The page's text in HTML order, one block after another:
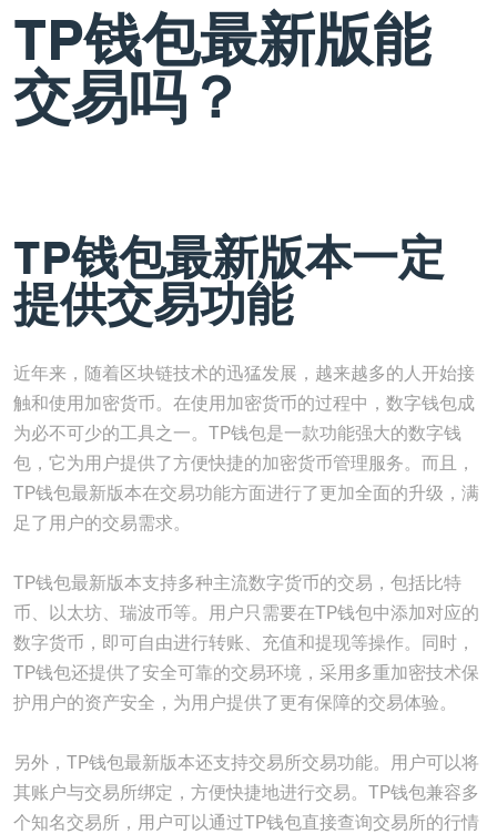
TP钱包最新版能
交易吗？
TP钱包最新版本一定
提供交易功能
近年来，随着区块链技术的迅猛发展，越来越多的人开始接
触和使用加密货币。在使用加密货币的过程中，数字钱包成
为必不可少的工具之一。TP钱包是一款功能强大的数字钱
包，它为用户提供了方便快捷的加密货币管理服务。而且，
TP钱包最新版本在交易功能方面进行了更加全面的升级，满
足了用户的交易需求。
TP钱包最新版本支持多种主流数字货币的交易，包括比特
币、以太坊、瑞波币等。用户只需要在TP钱包中添加对应的
数字货币，即可自由进行转账、充值和提现等操作。同时，
TP钱包还提供了安全可靠的交易环境，采用多重加密技术保
护用户的资产安全，为用户提供了更有保障的交易体验。
另外，TP钱包最新版本还支持交易所交易功能。用户可以将
其账户与交易所绑定，方便快捷地进行交易。TP钱包兼容多
个知名交易所，用户可以通过TP钱包直接查询交易所的行情